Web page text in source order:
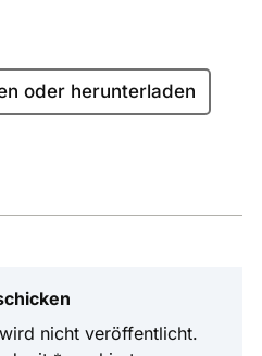
oder herunterladen
nicht veröffentlicht.